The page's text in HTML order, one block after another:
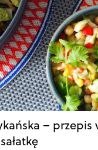
– przepis